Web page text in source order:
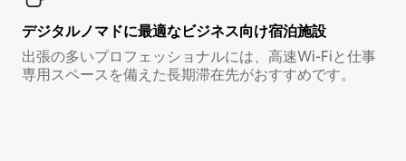
デジタルノマド⁠に最⁠適⁠なビ⁠ジ⁠ネ⁠ス⁠向⁠け宿⁠泊⁠施⁠設
出張の多いプロフェッショナルには、高速Wi-Fiと仕事
専用スペースを備えた長期滞在先がおすすめです。